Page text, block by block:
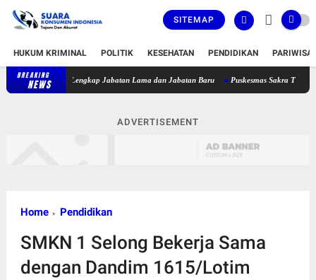
SITEMAP
HUKUM KRIMINAL POLITIK KESEHATAN PENDIDIKAN
BREAKING
NEWS Bupati Lombok Timur Lantik 36 Pejabat, Berikut Daftar Lengkap
ADVERTISEMENT
Home Pendidikan
SMKN 1 Selong Bekerja Sama
dengan Dandim 1615/Lotim